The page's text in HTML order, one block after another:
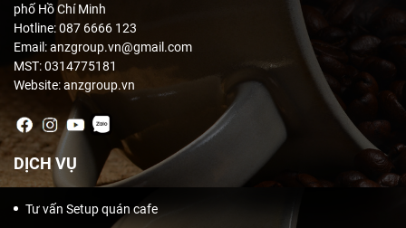
phố Hồ Chí Minh
Hotline: 087 6666 123
Email: anzgroup.vn@gmail.com
MST: 0314775181
Website: anzgroup.vn
DỊCH VỤ
Tư vấn Setup quán cafe